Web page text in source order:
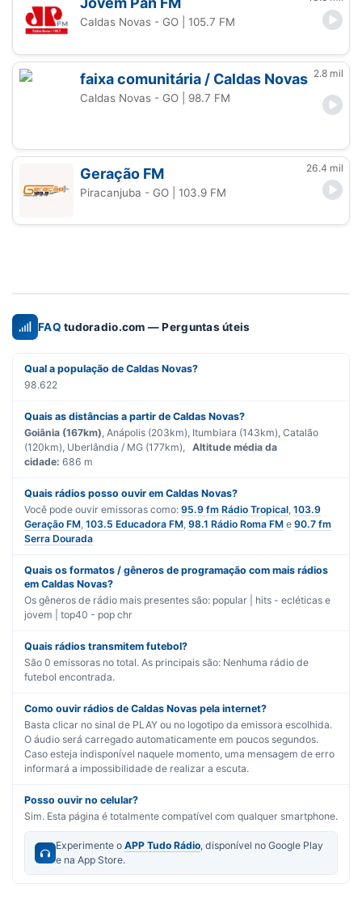
Caldas Novas - GO | 105.7 FM
faixa comunitária / Caldas Novas 2.8 mil
Caldas Novas - GO | 98.7 FM
Geração FM 26.4 mil
Piracanjuba - GO | 103.9 FM
FAQ tudoradio.com — Perguntas úteis
Qual a população de Caldas Novas?
98.622
Quais as distâncias a partir de Caldas Novas?
Goiânia (167km) , Anápolis (203km), Itumbiara (143km), Catalão
(120km), Uberlândia / MG (177km), Altitude média da
cidade: 686 m
Quais rádios posso ouvir em Caldas Novas?
Você pode ouvir emissoras como: 95.9 fm Rádio Tropical 103.9
Geração FM 103.5 Educadora FM 98.1 Rádio Roma FM e 90.7 fm
Serra Dourada
Quais os formatos / gêneros de programação com mais rádios
em Caldas Novas?
Os gêneros de rádio mais presentes são: popular | hits - ecléticas e
jovem | top40 - pop chr
Quais rádios transmitem futebol?
São 0 emissoras no total. As principais são: Nenhuma rádio de
futebol encontrada.
Como ouvir rádios de Caldas Novas pela internet?
Basta clicar no sinal de PLAY ou no logotipo da emissora escolhida.
O áudio será carregado automaticamente em poucos segundos.
Caso esteja indisponível naquele momento, uma mensagem de erro
informará a impossibilidade de realizar a escuta.
Posso ouvir no celular?
Sim. Esta página é totalmente compatível com qualquer smartphone.
Experimente o APP Tudo Rádio, disponível no Google Play
e na App Store.